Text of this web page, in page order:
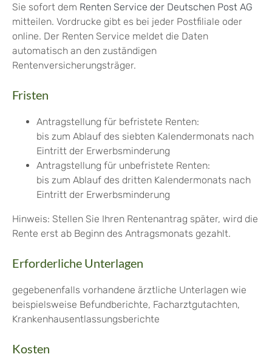
Sie sofort dem Renten Service der Deutschen Post AG
mitteilen. Vordrucke gibt es bei jeder Postfiliale oder
online. Der Renten Service meldet die Daten
automatisch an den zuständigen
Rentenversicherungsträger.
Fristen
Antragstellung für befristete Renten:
bis zum Ablauf des siebten Kalendermonats nach
Eintritt der Erwerbsminderung
Antragstellung für unbefristete Renten:
bis zum Ablauf des dritten Kalendermonats nach
Eintritt der Erwerbsminderung
Hinweis: Stellen Sie Ihren Rentenantrag später, wird die
Rente erst ab Beginn des Antragsmonats gezahlt.
Erforderliche Unterlagen
gegebenenfalls vorhandene ärztliche Unterlagen wie
beispielsweise Befundberichte, Facharztgutachten,
Krankenhausentlassungsberichte
Kosten